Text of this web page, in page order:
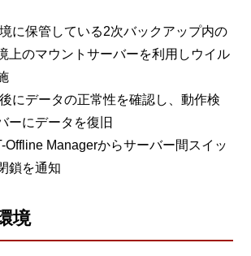
に保管している2次バックアップ内の
上のマウントサーバーを利用しウイル
にデータの正常性を確認し、動作検
ーにデータを復旧
Managerからサーバー間スイッ
鎖を通知
境